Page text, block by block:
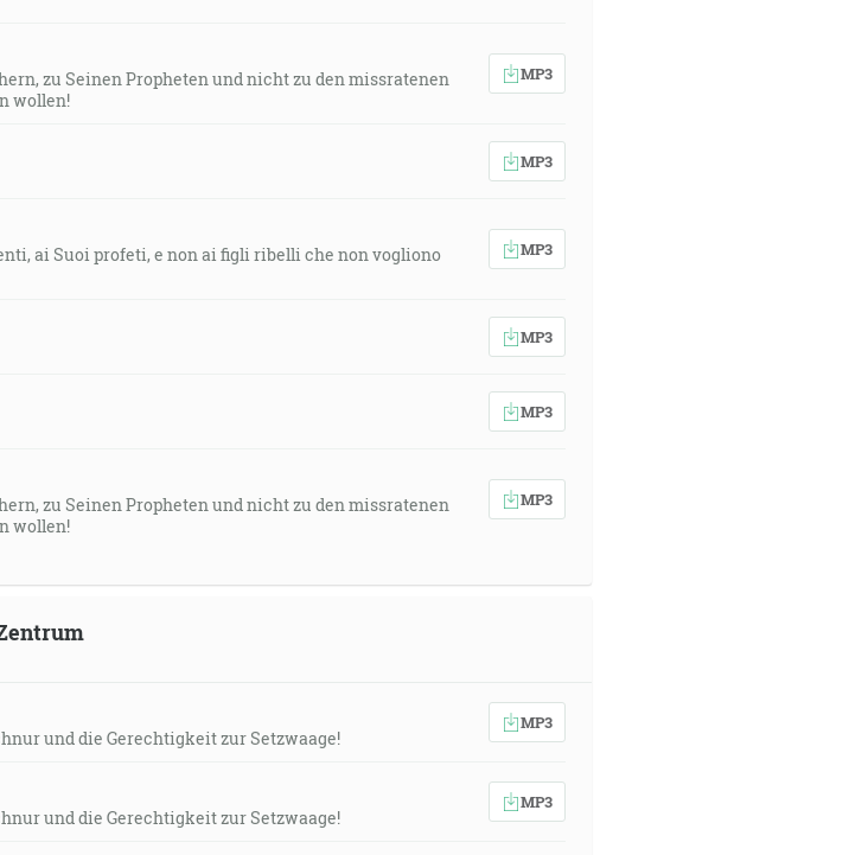
zu Seinen Propheten und nicht zu den missratenen
wollen!
MP3
MP3
ai Suoi profeti, e non ai figli ribelli che non vogliono
MP3
MP3
MP3
zu Seinen Propheten und nicht zu den missratenen
wollen!
MP3
und die Gerechtigkeit zur Setzwaage!
MP3
und die Gerechtigkeit zur Setzwaage!
MP3